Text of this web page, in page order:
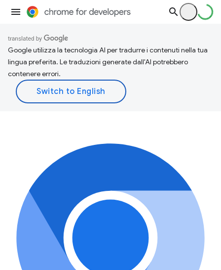
Google utilizza la tecnologia AI per tradurre i contenuti nella tua
lingua preferita. Le traduzioni generate dall'AI potrebbero
contenere errori.